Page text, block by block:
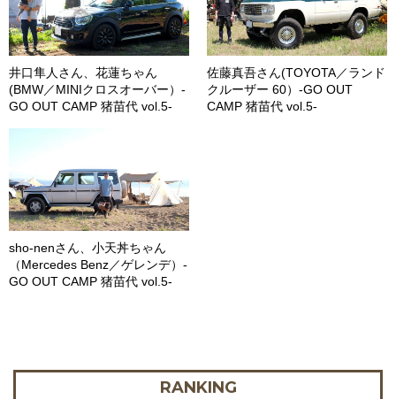
井口隼人さん、花蓮ちゃん
(BMW／MINIクロスオーバー）-
GO OUT CAMP 猪苗代 vol.5-
佐藤真吾さん(TOYOTA／ランド
クルーザー 60）-GO OUT
CAMP 猪苗代 vol.5-
sho-nenさん、小天丼ちゃん
（Mercedes Benz／ゲレンデ）-
GO OUT CAMP 猪苗代 vol.5-
RANKING